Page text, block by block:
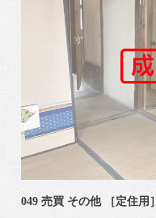
049 売買 その他 ［定住用］